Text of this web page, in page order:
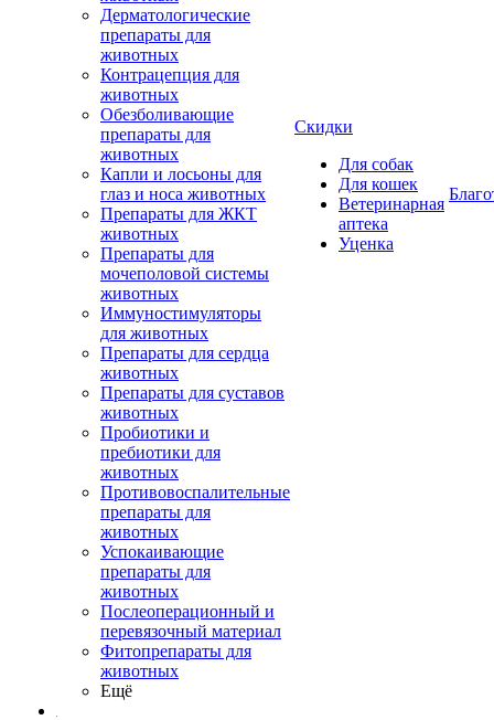
Дерматологические
препараты для
животных
Контрацепция для
животных
Обезболивающие
препараты для
животных
Капли и лосьоны для
глаз и носа животных
Препараты для ЖКТ
животных
Препараты для
мочеполовой системы
животных
Иммуностимуляторы
для животных
Препараты для сердца
животных
Препараты для суставов
животных
Пробиотики и
пребиотики для
животных
Противовоспалительные
препараты для
животных
Успокаивающие
препараты для
животных
Послеоперационный и
перевязочный материал
Фитопрепараты для
животных
Ещё
Скидки
Для собак
Для кошек
Ветеринарная
аптека
Уценка